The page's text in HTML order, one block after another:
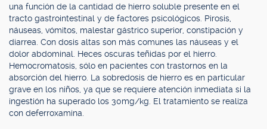
una función de la cantidad de hierro soluble presente en el
tracto gastrointestinal y de factores psicológicos. Pirosis,
náuseas, vómitos, malestar gástrico superior, constipación y
diarrea. Con dosis altas son más comunes las náuseas y el
dolor abdominal. Heces oscuras teñidas por el hierro.
Hemocromatosis, sólo en pacientes con trastornos en la
absorción del hierro. La sobredosis de hierro es en particular
grave en los niños, ya que se requiere atención inmediata si la
ingestión ha superado los 30mg/kg. El tratamiento se realiza
con deferroxamina.